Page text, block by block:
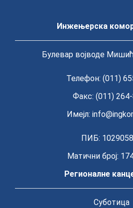
Инжењерска
Булевар војводе
Телефон: (011)
Факс: (011)
Имејл:
ПИБ:
Матични број:
Регионалне
Суботица